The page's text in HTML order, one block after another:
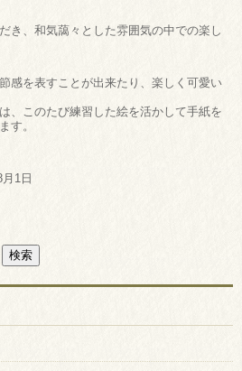
き、和気藹々とした雰囲気の中での楽し
感を表すことが出来たり、楽しく可愛い
、このたび練習した絵を活かして手紙を
す。
1日